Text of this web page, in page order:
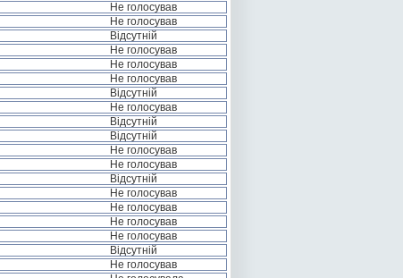
Не голосував
Не голосував
Відсутній
Не голосував
Не голосував
Не голосував
Відсутній
Не голосував
Відсутній
Відсутній
Не голосував
Не голосував
Відсутній
Не голосував
Не голосував
Не голосував
Не голосував
Відсутній
Не голосував